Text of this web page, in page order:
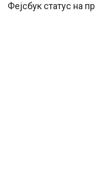
Фејсбук статус на